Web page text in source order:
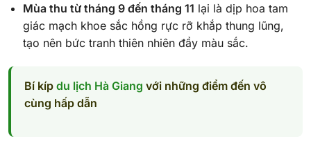
Mùa thu từ tháng 9 đến tháng 11 lại là dịp hoa tam
giác mạch khoe sắc hồng rực rỡ khắp thung lũng,
tạo nên bức tranh thiên nhiên đầy màu sắc.
Bí kíp du lịch Hà Giang với những điểm đến vô
cùng hấp dẫn